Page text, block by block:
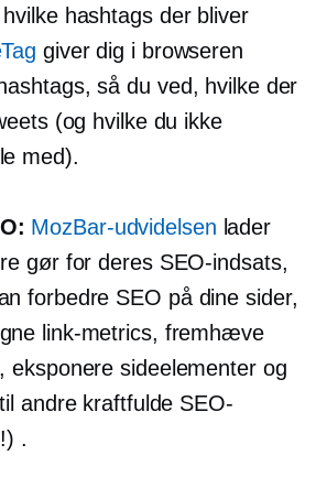
hashtags der bliver
giver dig i browseren
så du ved, hvilke der
(og hvilke du ikke
med).
MozBar-udvidelsen lader
gør for deres SEO-indsats,
forbedre SEO på dine sider,
link-metrics, fremhæve
eksponere sideelementer og
andre kraftfulde SEO-
.